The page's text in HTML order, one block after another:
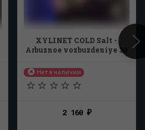
XYLINET COLD Salt -
Arbuznoe vozbuzdeniye 30
Нет в наличии
2 160 ₽